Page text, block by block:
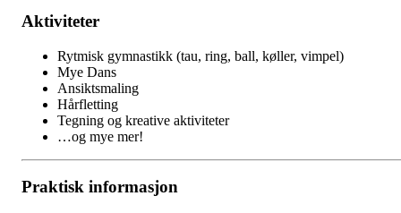
Aktiviteter
Rytmisk gymnastikk (tau, ring, ball, køller, vimpel)
Mye Dans
Ansiktsmaling
Hårfletting
Tegning og kreative aktiviteter
…og mye mer!
Praktisk informasjon